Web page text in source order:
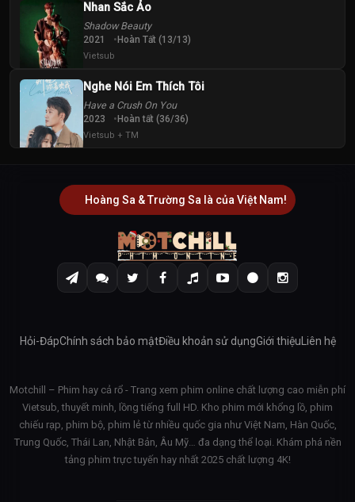
Nhan Sắc Ảo
Shadow Beauty
2021 Hoàn Tất (13/13)
Vietsub
Nghe Nói Em Thích Tôi
Have a Crush On You
2023 Hoàn tất (36/36)
Vietsub + TM
Hoàng Sa & Trường Sa là của Việt Nam!
Hỏi-ĐápChính sách bảo mậtĐiều khoản sử dụngGiới thiệu Liên hệ
Motchill – Phim hay cả rổ - Trang xem phim online chất lượng cao miễn phí
Vietsub, thuyết minh, lồng tiếng full HD. Kho phim mới khổng lồ, phim
chiếu rạp, phim bộ, phim lẻ từ nhiều quốc gia như Việt Nam, Hàn Quốc,
Trung Quốc, Thái Lan, Nhật Bản, Âu Mỹ… đa dạng thể loại. Khám phá nền
tảng phim trực tuyến hay nhất 2025 chất lượng 4K!